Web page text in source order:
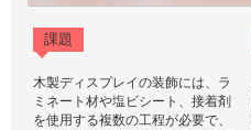
課題
木製ディスプレイの装飾には、ラ
ミネート材や塩ビシート、接着剤
を使用する複数の工程が必要で、